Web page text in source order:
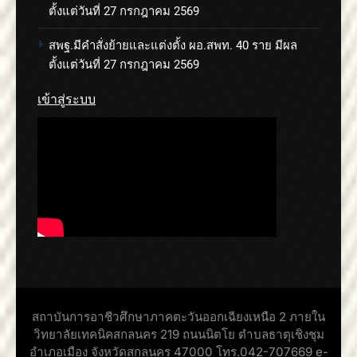
ตั้งแต่วันที่ 27 กรกฎาคม 2569
สพฐ.มีคำสั่งย้ายและแต่งตั้ง ผอ.สพท. 40 ราย มีผล
ตั้งแต่วันที่ 27 กรกฎาคม 2569
เข้าสู่ระบบ
สถาบันการอาชีวศึกษาภาคตะวันออกเฉียงเหนือ 2 ภายใน
วิทยาลัยเทคนิคสกลนคร 219 ถนนนิตโย ตำบลธาตุเชิงชุม
อำเภอเมือง จังหวัดสกลนคร 47000 โทร.042-707669 e-